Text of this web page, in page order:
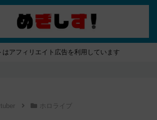
はアフィリエイト広告を利用しています
ホロライブ